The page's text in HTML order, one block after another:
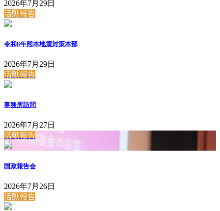
2026年7月29日
活動報告
令和8年熊本地震対策本部
2026年7月29日
活動報告
事務所訪問
2026年7月27日
活動報告
国政報告会
2026年7月26日
活動報告